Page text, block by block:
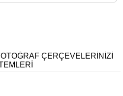
ÇERÇEVELERINIZI